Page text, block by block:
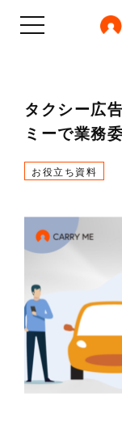
タクシー広
ミーで業務
お役立ち資料